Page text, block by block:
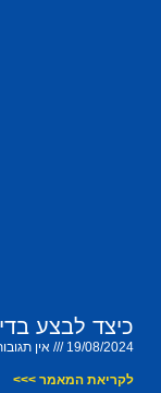
כיצד לבצע
19/08/2024 אין
לקריאת המאמר >>>